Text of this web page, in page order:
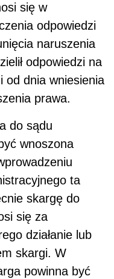
się w
odpowiedzi
naruszenia
odpowiedzi na
od dnia wniesienia
prawa.
do sądu
wnoszona
ta
skargę do
się za
działanie lub
skargi. W
powinna być